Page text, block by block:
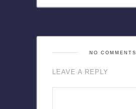
NO COMMENTS
LEAVE A REPLY